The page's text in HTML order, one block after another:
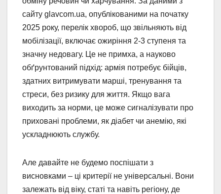
сайту glavcom.ua, опублікованими на початку
2025 року, перелік хвороб, що звільняють від
мобілізації, включає ожиріння 2-3 ступеня та
значну недовагу. Це не примха, а науково
обґрунтований підхід: армія потребує бійців,
здатних витримувати марші, тренування та
стреси, без ризику для життя. Якщо вага
виходить за норми, це може сигналізувати про
приховані проблеми, як діабет чи анемію, які
ускладнюють службу.
Але давайте не будемо поспішати з
висновками – ці критерії не універсальні. Вони
залежать від віку, статі та навіть регіону, де